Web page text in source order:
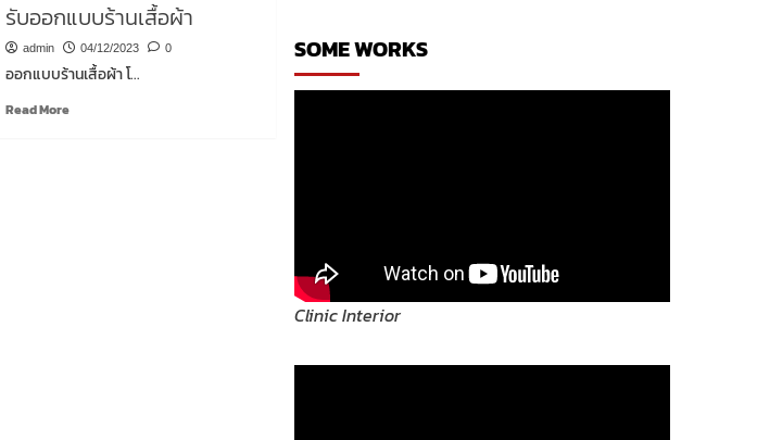
รับออกแบบร้านเสื้อผ้า
admin 04/12/2023 0
ออกแบบร้านเสื้อผ้า โ...
Read MoreRead
SOME WORKS
Clinic Interior